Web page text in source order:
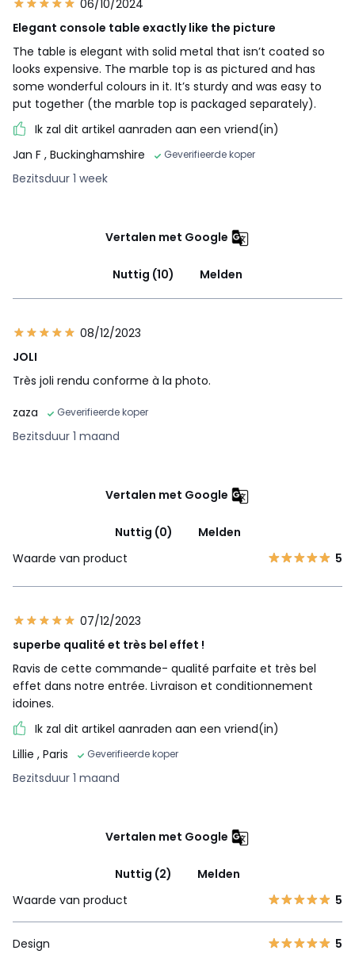
06/10/2024
Elegant console table exactly like the picture
The table is elegant with solid metal that isn’t coated so
looks expensive. The marble top is as pictured and has
some wonderful colours in it. It’s sturdy and was easy to
put together (the marble top is packaged separately).
Ik zal dit artikel aanraden aan een vriend(in)
Jan F , Buckinghamshire Geverifieerde koper
Bezitsduur 1 week
Vertalen met Google
Nuttig (10) Melden
08/12/2023
JOLI
Très joli rendu conforme à la photo.
zaza
Geverifieerde koper
Bezitsduur 1 maand
Vertalen met Google
Nuttig (0)
Melden
Waarde van product
5
07/12/2023
superbe qualité et très bel effet !
Ravis de cette commande- qualité parfaite et très bel
effet dans notre entrée. Livraison et conditionnement
idoines.
Ik zal dit artikel aanraden aan een vriend(in)
Lillie , Paris Geverifieerde koper
Bezitsduur 1 maand
Vertalen met Google
Nuttig (2)
Melden
Waarde van product
5
Design 5